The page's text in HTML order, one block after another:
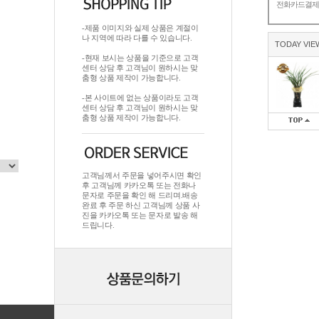
전화카드결제
TODAY
-제품 이미지와 실제 상품은 계절이
나 지역에 따라 다를 수 있습니다.
-현재 보시는 상품을 기준으로 고객
센터 상담 후 고객님이 원하시는 맞
춤형 상품 제작이 가능합니다.
-본 사이트에 없는 상품이라도 고객
센터 상담 후 고객님이 원하시는 맞
춤형 상품 제작이 가능합니다.
고객님께서 주문을 넣어주시면 확인
후 고객님께 카카오톡 또는 전화나
문자로 주문을 확인 해 드리며.배송
완료 후 주문 하신 고객님께 상품 사
진을 카카오톡 또는 문자로 발송 해
드립니다.